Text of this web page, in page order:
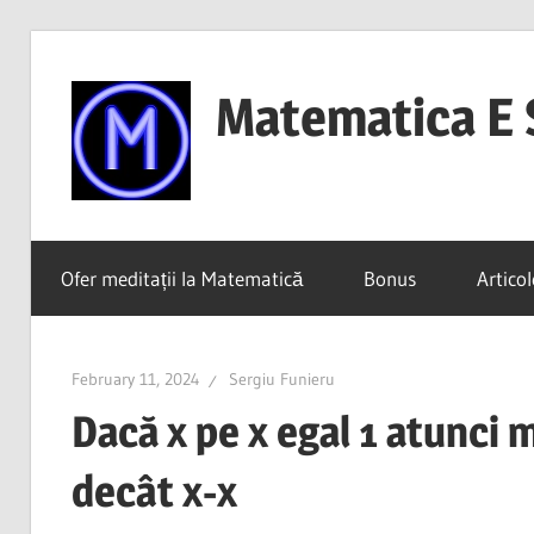
content
Matematica E
ales
dacă
o
Ofer meditații la Matematică Bonus
February 11, 2024 Sergiu Funieru
Dacă x pe x egal 1 atunci
decât x-x